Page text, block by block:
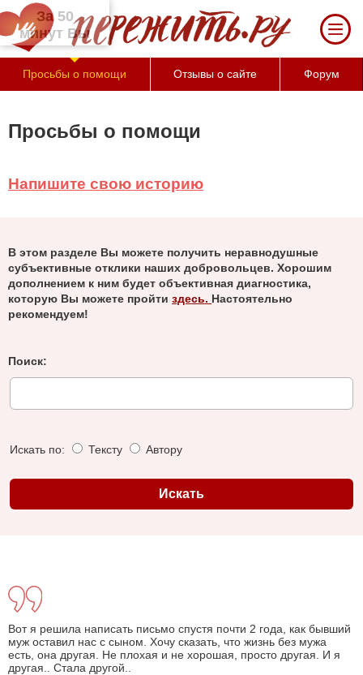
За 50 минут Вы можете оценить тяжесть
своего состояния и его психологические
причины (бесплатно)
Просьбы о помощи Отзывы о сайте Форум
Просьбы о помощи
Напишите свою историю
В этом разделе Вы можете получить неравнодушные
субъективные отклики наших добровольцев. Хорошим
дополнением к ним будет объективная диагностика,
которую Вы можете пройти здесь. Настоятельно
рекомендуем!
Поиск:
Искать по: Тексту Автору
Вот я решила написать письмо спустя почти 2 года, как бывший
муж оставил нас с сыном. Хочу сказать, что жизнь без мужа
есть, она другая. Не плохая и не хорошая, просто другая. И я
другая.. Стала другой..